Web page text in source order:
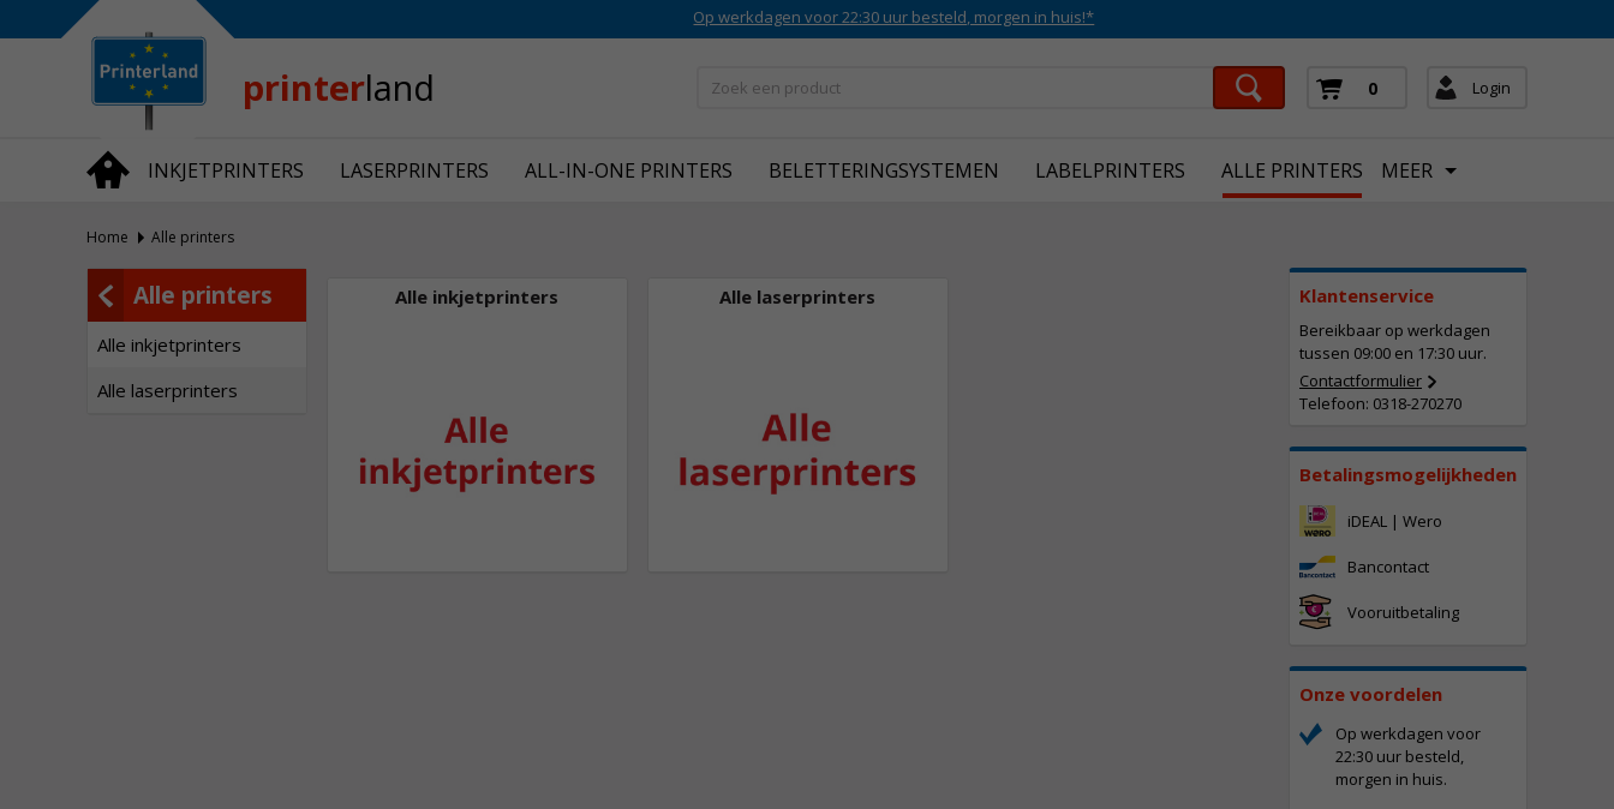
Op werkdagen voor 22:30 uur besteld, morgen in huis!*
printerland 0 Login
INKJETPRINTERS LASERPRINTERS ALL-IN-ONE PRINTERS BELETTERINGSYSTEMEN LABELPRINTERS ALLE PRINTERS MEER
Over Printerland
Privacy
Algemene Voorwaarden
Productnieuws
Home Alle printers
Klantenservice
Bereikbaar op werkdagen
tussen 09:00 en 17:30 uur.
Contactformulier
Telefoon: 0318-270270
Betalingsmogelijkheden
iDEAL | Wero
Bancontact
Vooruitbetaling
Onze voordelen
Op werkdagen voor
22:30 uur besteld,
morgen in huis.
Alle printers
Alle inkjetprinters
Alle laserprinters
Alle inkjetprinters Alle laserprinters